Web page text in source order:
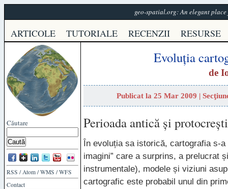
geo-spatial.org: An elegant
ARTICOLE TUTORIALE RECENZII RESURSE
Căutare
RSS /Atom /WMS /WFS
Contact
Evoluția
de
Publicat la 25 Mar 2009 |
Perioada antică și
În evoluția sa istorică, cartografia s-
imagini” care a surprins, a prelucrat
instrumentale), modele și viziuni
cartografic este probabil unul din